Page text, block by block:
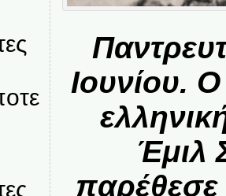
Ιουνίου.
Έμιλ
παρέθεσε